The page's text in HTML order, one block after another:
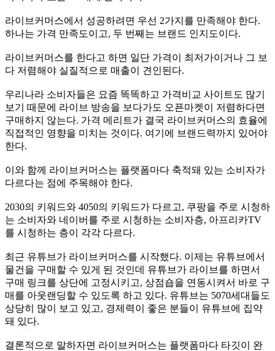
라이브커머스에서 성공하려면 우선 2가지를 만족해야 한다.
하나는 가격 만족도이고, 두 번째는 브랜드 인지도이다.
라이브커머스를 한다고 하면 일단 가격이 최저가이거나 그 보
다 저렴해야 실질적으로 매출이 견인된다.
우리나라 소비자들은 요즘 똑똑하고 가격비교 사이트도 많기
보기 때문에 라이브 방송을 보다가도 오픈마켓이 저렴하다면
구매하지 않는다. 가격 메리트가 결국 라이브커머스의 효율에
직접적인 영향을 미치는 것이다. 여기에 브랜드력까지 있어야
한다.
이와 함께 라이브커머스는 플랫폼마다 축적돼 있는 소비자가
다르다는 점에 주목해야 한다.
2030의 키워드와 4050의 키워드가 다르고, 쿠팡을 주로 시청하
는 소비자와 네이버를 주로 시청하는 소비자층, 아프리카TV
를 시청하는 층이 각각 다르다.
최근 유튜브가 라이브커머스를 시작했다. 이제는 유튜브에서
물건을 구매할 수 있게 된 것인데 유튜브가 라이브를 하면서
구매 링크를 상단에 고정시키고, 상점숍을 연동시켜서 바로 구
매를 아웃랜딩할 수 있도록 하고 있다. 유튜브는 5070세대들도
상당히 많이 보고 있고, 경제력이 좋은 분들이 유튜브에 집약
돼 있다.
결론적으로 말하자면 라이브커머스는 플랫폼마다 타깃이 완